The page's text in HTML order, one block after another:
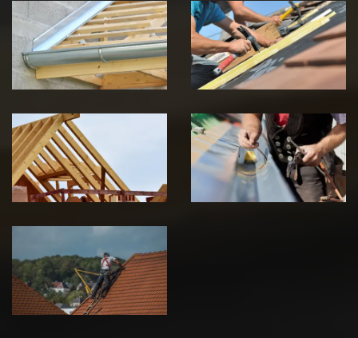
Pose de
Chéneau 39
Jura
Réparation de
toiture 39
Jura
Traitement de
charpente 39
Jura
Travaux de
zinguerie 39
Jura
Urgence fuite
de toiture 39
Jura